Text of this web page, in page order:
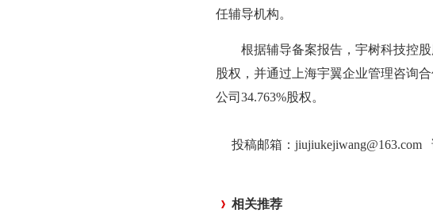
任辅导机构。
根据辅导备案报告，宇树科技控股
股权，并通过上海宇翼企业管理咨询
公司34.763%股权。
投稿邮箱：jiujiukejiwang@163.com
相关推荐